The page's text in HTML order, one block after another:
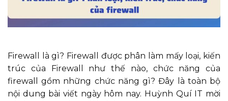
Firewall là gì? Firewall được phân làm mấy loại, kiến
trúc của Firewall như thế nào, chức năng của
firewall gồm những chức năng gì? Đây là toàn bộ
nội dung bài viết ngày hôm nay. Huỳnh Quí IT mời